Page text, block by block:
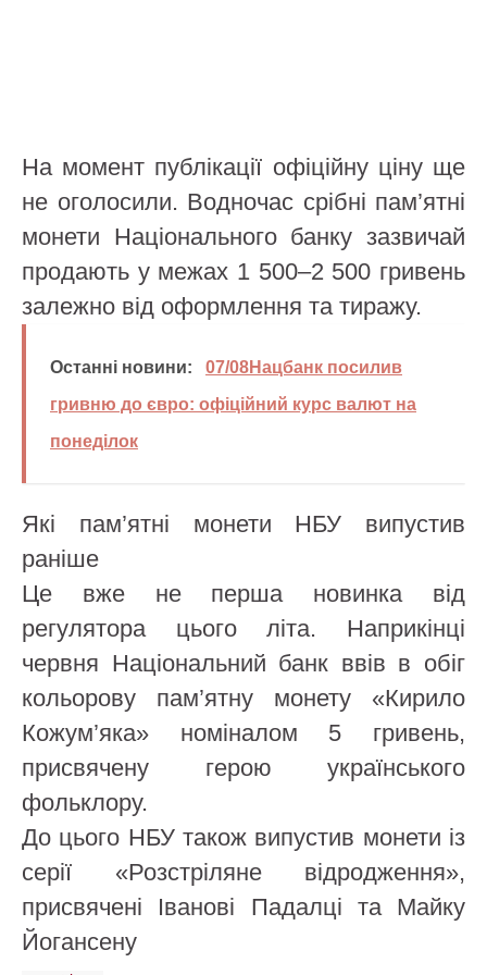
На момент публікації офіційну ціну ще
не оголосили. Водночас срібні пам’ятні
монети Національного банку зазвичай
продають у межах 1 500–2 500 гривень
залежно від оформлення та тиражу.
Останні новини:
07/08Нацбанк посилив
гривню до євро: офіційний курс валют на
понеділок
Які пам’ятні монети НБУ випустив
раніше
Це вже не перша новинка від
регулятора цього літа. Наприкінці
червня Національний банк ввів в обіг
кольорову пам’ятну монету «Кирило
Кожум’яка» номіналом 5 гривень,
присвячену герою українського
фольклору.
До цього НБУ також випустив монети із
серії «Розстріляне відродження»,
присвячені Іванові Падалці та Майку
Йогансену